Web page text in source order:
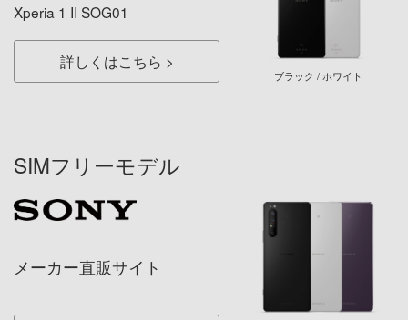
Xperia 1 II SOG01
詳しくはこちら
ブラック / ホワイト
SIMフリーモデル
メーカー直販サイト